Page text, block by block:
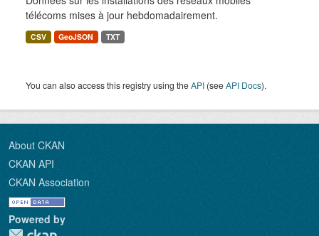
télécoms mises à jour hebdomadairement.
CSV GeoJSON TXT
You can also access this registry using theAPI (seeAPI Docs).
About CKAN
CKAN API
CKAN Association
Powered by